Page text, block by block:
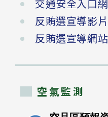
交通安全入口網
反賄選宣導影片
反賄選宣導網站
空氣監測